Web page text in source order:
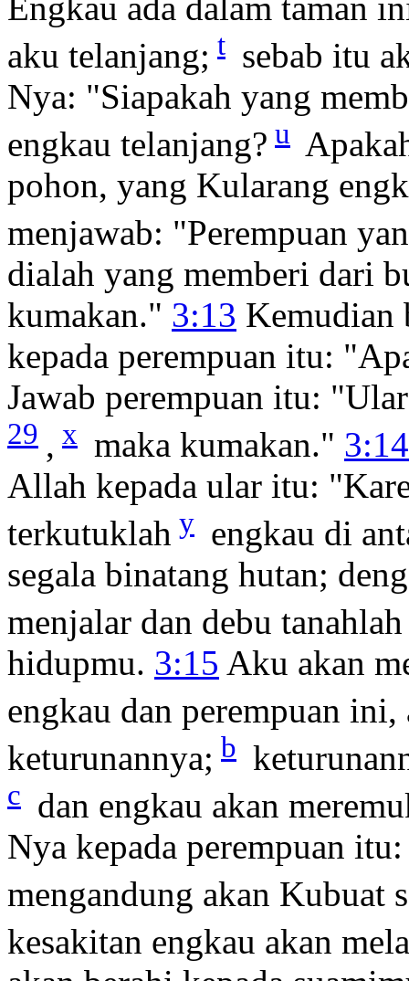
aku telanjang; t sebab itu
Nya: "Siapakah yang
engkau telanjang? u
pohon, yang Kularang
menjawab: "Perempuan
dialah yang memberi dari
kumakan." 3:13
kepada perempuan itu:
Jawab perempuan itu:
29 , x maka kumakan." 3:14
Allah kepada ular itu:
terkutuklah y engkau di
segala binatang hutan;
menjalar dan debu tanahlah
hidupmu. 3:15 Aku akan
engkau dan perempuan
keturunannya; b
c dan engkau akan
Nya kepada perempuan
mengandung akan Kubuat
kesakitan engkau akan